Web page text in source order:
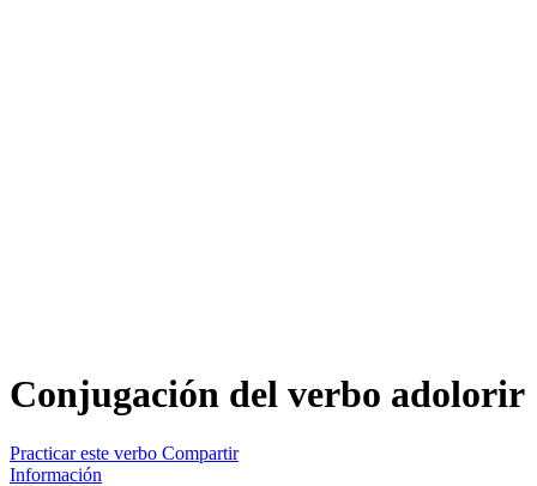
Conjugación del verbo adolorir
Practicar este verbo Compartir
Información